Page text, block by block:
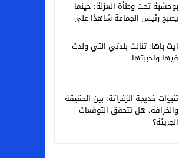
بوحشبة تحت وطأة العزلة: حينما
يصبح رئيس الجماعة شاهدًا على
ايت باها: تنالت بلدتي التي ولدت
فيها واحببتها
تنبؤات خديجة الزغراتة: بين الحقيقة
والخرافة، هل تتحقق التوقعات
الجريئة؟